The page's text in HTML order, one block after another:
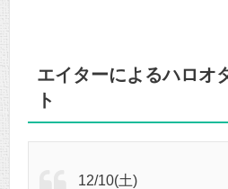
エイターによるハロオ
ト
12/10(土)